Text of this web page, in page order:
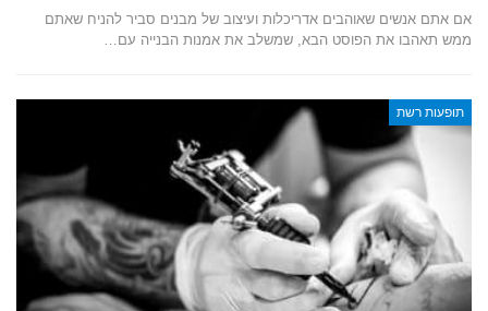
אם אתם אנשים שאוהבים אדריכלות ועיצוב של מבנים סביר להניח שאתם
ממש תאהבו את הפוסט הבא, שמשלב את אמנות הבנייה עם…
תופעות רשת